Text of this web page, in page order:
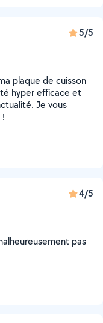
5/5
plaque de cuisson
hyper efficace et
Je vous
4/5
pas